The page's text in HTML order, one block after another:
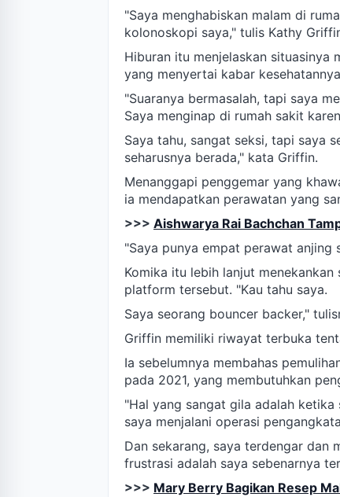
"Saya menghabiskan malam di
kolonoskopi saya," tulis Kathy
Hiburan itu menjelaskan situasinya
yang menyertai kabar
"Suaranya bermasalah, tapi saya
Saya menginap di rumah sakit
Saya tahu, sangat seksi, tapi saya
seharusnya berada," kata Griffin.
Menanggapi penggemar yang
ia mendapatkan perawatan yang
>>> Aishwarya Rai Bachchan
"Saya punya empat perawat anjing
Komika itu lebih lanjut
platform tersebut. "Kau tahu saya.
Saya seorang bouncer backer,"
Griffin memiliki riwayat terbuka
Ia sebelumnya membahas
pada 2021, yang membutuhkan
"Hal yang sangat gila adalah
saya menjalani operasi
Dan sekarang, saya terdengar dan
frustrasi adalah saya sebenarnya
>>> Mary Berry Bagikan Resep